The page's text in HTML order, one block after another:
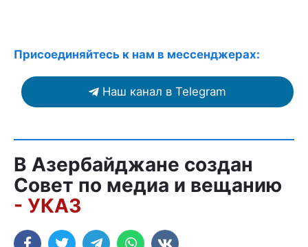
Присоединяйтесь к нам в мессенджерах:
Наш канал в Telegram
В Азербайджане создан
Совет по медиа и вещанию
- УКАЗ